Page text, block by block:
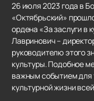
26 июля 2023 года в
«Октябрьский»
ордена «За заслуги в
Лавринович –
руководителю этого
культуры. Подобное
важным событием для
культурной жизни